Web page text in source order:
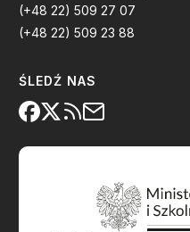
(+48 22) 509 27 07
(+48 22) 509 23 88
ŚLEDŹ NAS